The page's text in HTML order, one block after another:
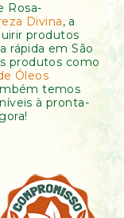
Rosa-
Divina, a
produtos
rápida em São
produtos como
Óleos
temos
à pronta-